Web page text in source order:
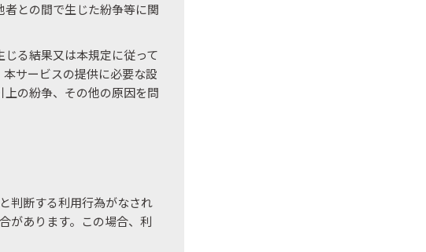
との間で生じた紛争等に関
る結果又は本規定に従って
サービスの提供に必要な設
の紛争、その他の原因を問
判断する利用行為がなされ
があります。この場合、利